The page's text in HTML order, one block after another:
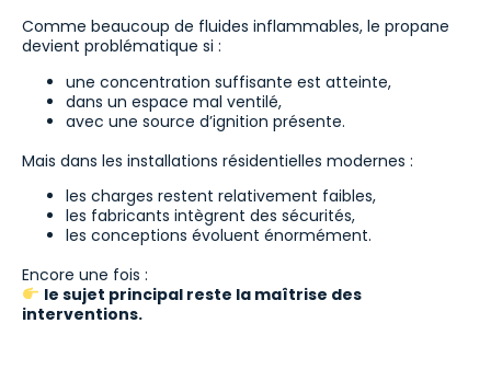
Comme beaucoup de fluides inflammables, le propane
devient problématique si :
une concentration suffisante est atteinte,
dans un espace mal ventilé,
avec une source d’ignition présente.
Mais dans les installations résidentielles modernes :
les charges restent relativement faibles,
les fabricants intègrent des sécurités,
les conceptions évoluent énormément.
Encore une fois :
le sujet principal reste la maîtrise des
interventions.